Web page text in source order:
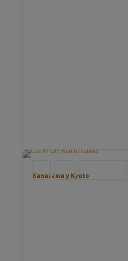
Kanazawa y Kyoto